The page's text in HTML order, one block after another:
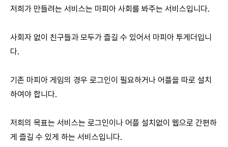
저희가 만들려는 서비스는 마피아 사회를 봐주는 서비스입니다.
사회자 없이 친구들과 모두가 즐길 수 있어서 마피아 투게더입니
다.
기존 마피아 게임의 경우 로그인이 필요하거나 어플을 따로 설치
하여야 합니다.
저희의 목표는 서비스는 로그인이나 어플 설치없이 웹으로 간편하
게 즐길 수 있게 하는 서비스입니다.